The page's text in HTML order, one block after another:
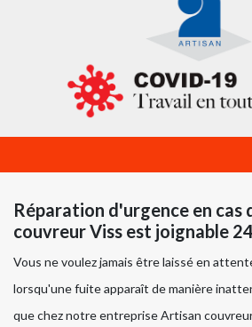
Réparation d'urgence en cas
couvreur Viss est joignable
Vous ne voulez jamais être laissé en
lorsqu'une fuite apparaît de manière
que chez notre entreprise Artisan